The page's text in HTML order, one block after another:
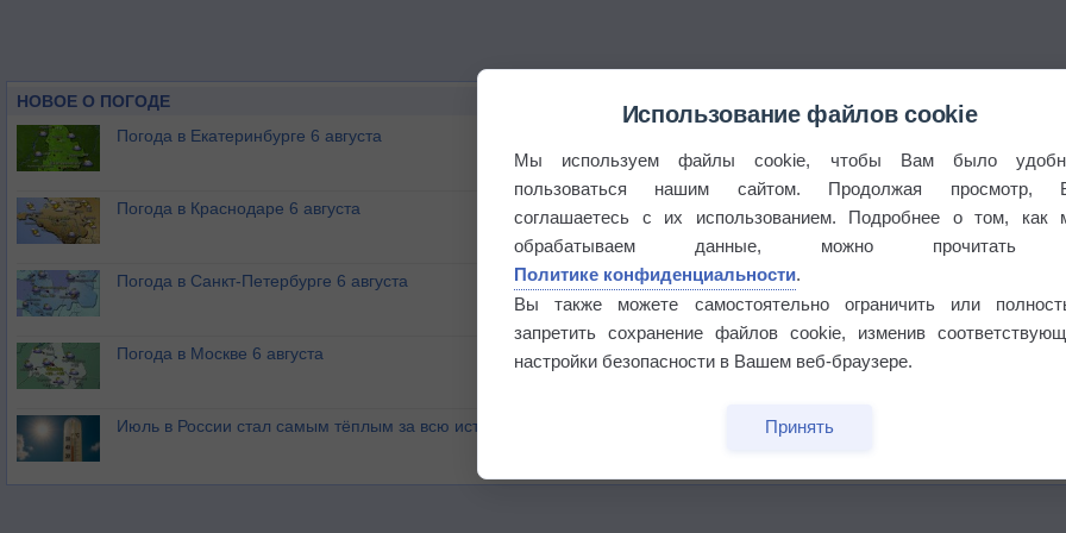
НОВОЕ О ПОГОДЕ
Погода в Екатеринбурге 6 августа
Погода в Краснодаре 6 августа
Погода в Санкт-Петербурге 6 августа
Погода в Москве 6 августа
Июль в России стал самым тёплым за всю историю
Использование файлов cookie
Мы используем файлы cookie, чтобы Вам было
пользоваться нашим сайтом. Продолжая просмотр,
соглашаетесь с их использованием. Подробнее о том, как
обрабатываем данные, можно прочитать
Политике конфиденциальности.
Вы также можете самостоятельно ограничить или
запретить сохранение файлов cookie, изменив
настройки безопасности в Вашем веб-браузере.
Принять